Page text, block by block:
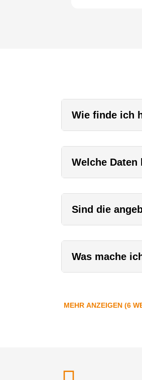
Wie finde ich
Welche
Sind die
Was mache
MEHR ANZEIGEN (6